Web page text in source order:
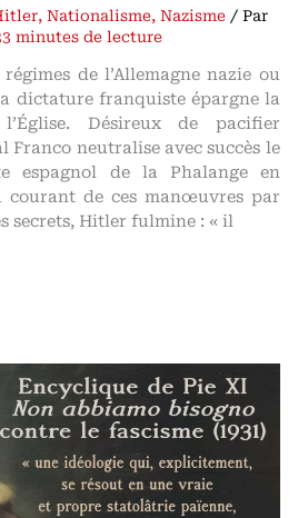
,Nationalisme,Nazisme / Par
minutes de lecture
de l’Allemagne nazie ou
dictature franquiste épargne la
Désireux de pacifier
Franco neutralise avec succès le
espagnol de la Phalange en
courant de ces manœuvres par
secrets, Hitler fulmine : « il